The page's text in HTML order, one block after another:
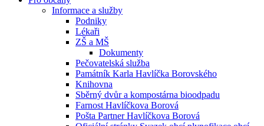
Informace a služby
Podniky
Lékaři
ZŠ a MŠ
Dokumenty
Pečovatelská služba
Památník Karla Havlíčka Borovského
Knihovna
Sběrný dvůr a kompostárna bioodpadu
Farnost Havlíčkova Borová
Pošta Partner Havlíčkova Borová